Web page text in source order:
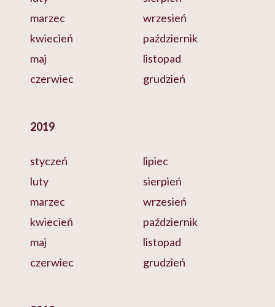
marzec
kwiecień
maj
czerwiec
wrzesień
październik
listopad
grudzień
2019
styczeń
luty
marzec
kwiecień
maj
czerwiec
lipiec
sierpień
wrzesień
październik
listopad
grudzień